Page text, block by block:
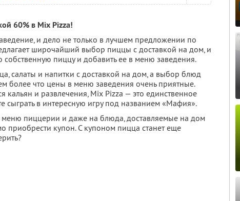
60% в Mix Pizza!
и дело не только в лучшем предложении по
широчайший выбор пиццы с доставкой на дом, и
собственную пиццу и добавить ее в меню заведения.
салаты и напитки с доставкой на дом, а выбор блюд
более что цены в меню заведения очень приятные.
кальян и развлечения, Mix Pizza — это единственное
сыграть в интересную игру под названием «Мафия».
меню пиццерии и даже на блюда, доставляемые на дом
приобрести купон. С купоном пицца станет еще